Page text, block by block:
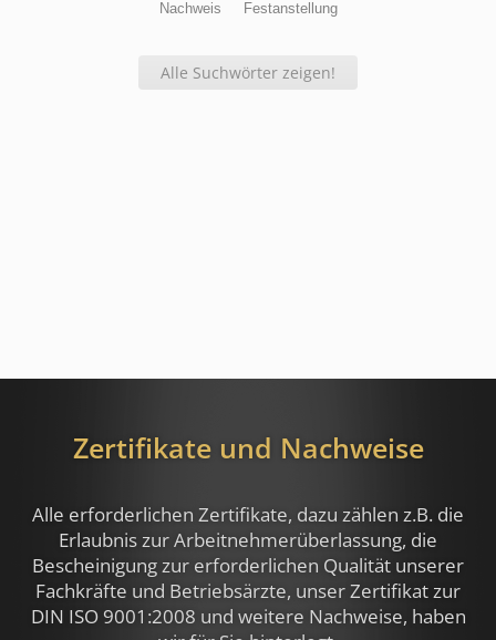
Nachweis Festanstellung
Alle Suchwörter zeigen!
Zertifikate und Nachweise
Alle erforderlichen Zertifikate, dazu zählen z.B. die
Erlaubnis zur Arbeitnehmerüberlassung, die
Bescheinigung zur erforderlichen Qualität unserer
Fachkräfte und Betriebsärzte, unser Zertifikat zur
DIN ISO 9001:2008 und weitere Nachweise, haben